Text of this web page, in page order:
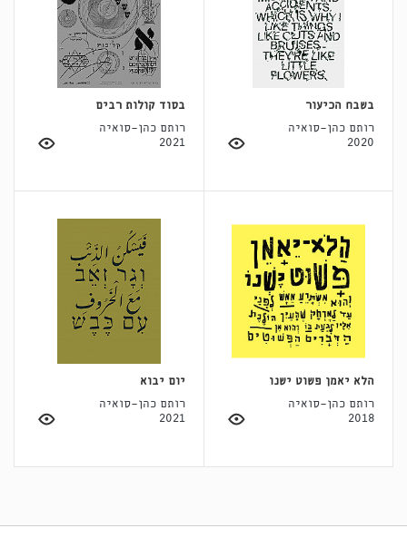
בשבח הכיעור
רותם כהן-סואיה
2020
בסוד קולות רבים
רותם כהן-סואיה
2021
הלא יאמן פשוט ישנו
רותם כהן-סואיה
2018
יום יבוא
רותם כהן-סואיה
2021